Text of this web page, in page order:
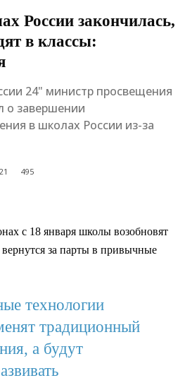
России закончилась,
в классы:
24" министр просвещения
о завершении
в школах России из-за
495
с 18 января школы возобновят
за парты в привычные
технологии
традиционный
а будут